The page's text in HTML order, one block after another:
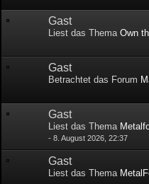
Gast
Liest das ThemaOwn
Gast
Betrachtet das Forum
Gast
Liest das Thema
-8. August 2026, 22:37
Gast
Liest das Thema